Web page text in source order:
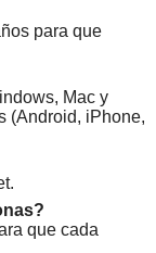
para que
Mac y
(Android, iPhone,
que cada